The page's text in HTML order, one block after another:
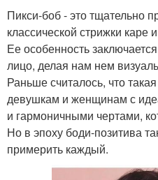
Пикси-боб - это тщательно
классической стрижки каре
Ее особенность
лицо, делая нам нем
Раньше считалось, что
девушкам и женщинам с
и гармоничными чертами,
Но в эпоху боди-позитива
примерить каждый.